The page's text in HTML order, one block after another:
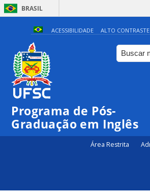
BRASIL
ACESSIBILIDADE ALTO CONTRASTE
Programa de Pós-
Graduação em Inglês
Área Restrita